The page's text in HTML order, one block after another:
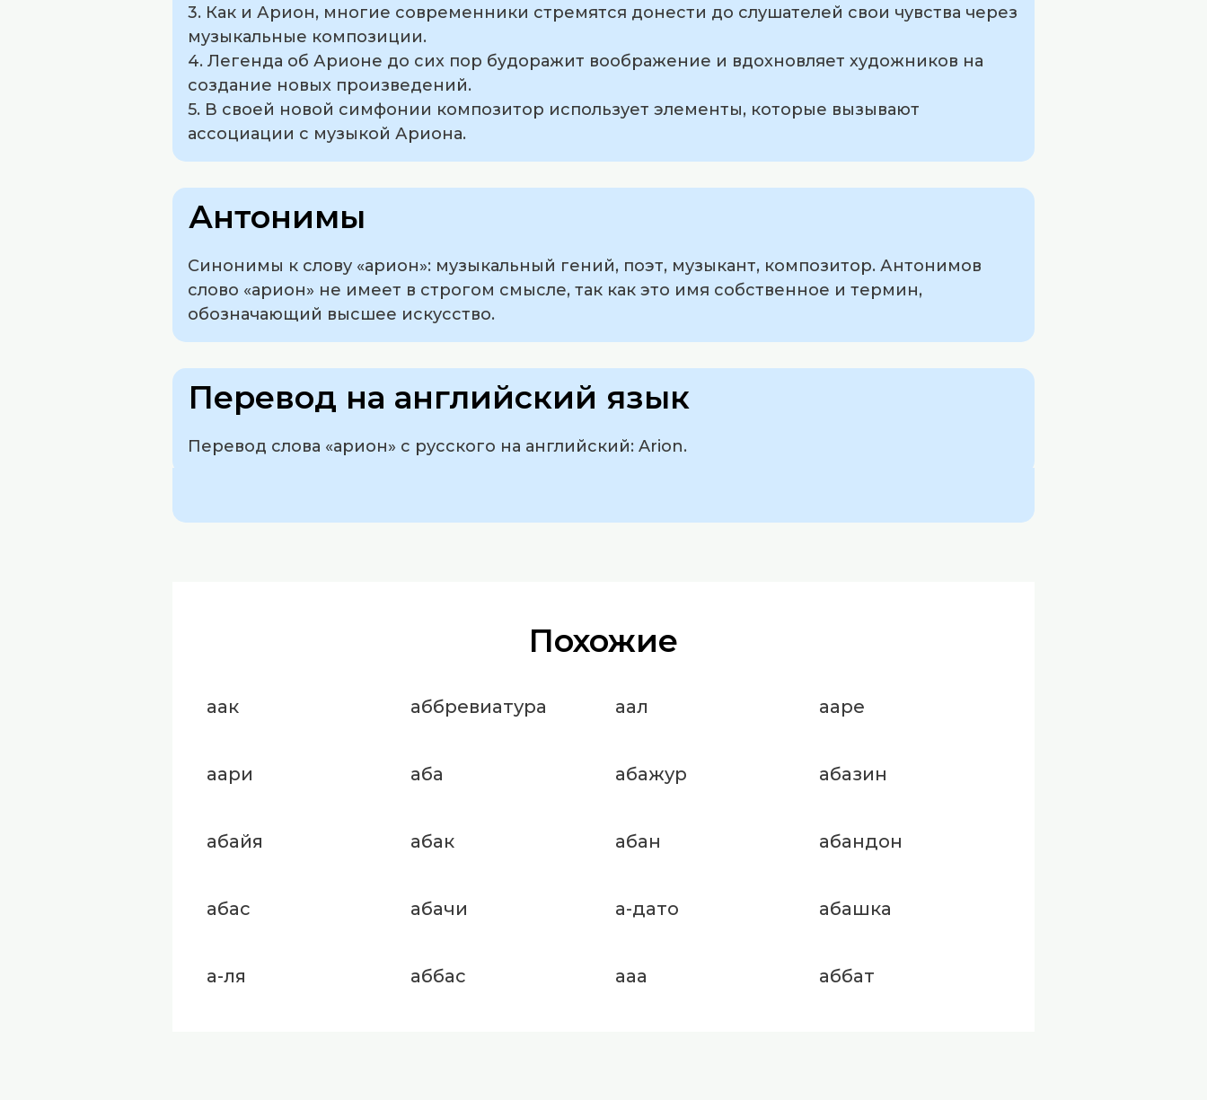
3. Как и Арион, многие современники стремятся донести до слушателей свои чувства через
музыкальные композиции.
4. Легенда об Арионе до сих пор будоражит воображение и вдохновляет художников на
создание новых произведений.
5. В своей новой симфонии композитор использует элементы, которые вызывают
ассоциации с музыкой Ариона.
Антонимы
Синонимы к слову «арион»: музыкальный гений, поэт, музыкант, композитор. Антонимов
слово «арион» не имеет в строгом смысле, так как это имя собственное и термин,
обозначающий высшее искусство.
Перевод на английский язык
Перевод слова «арион» с русского на английский: Arion.
Похожие
аак аббревиатура аал ааре
аари аба абажур абазин
абайя абак абан абандон
абас абачи а-дато абашка
а-ля аббас ааа аббат